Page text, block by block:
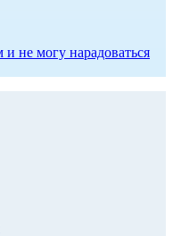
не могу нарадоваться